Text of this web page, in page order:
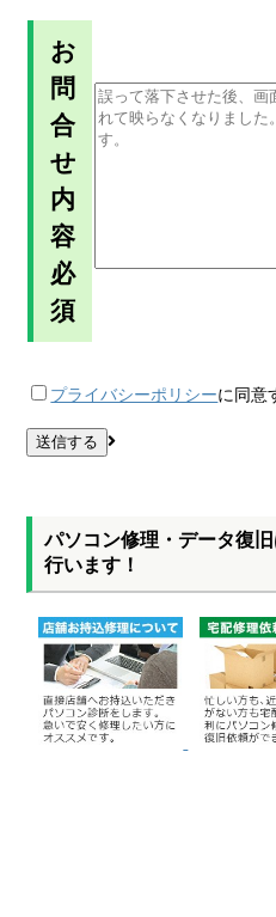
お
問
合
せ
内
容
必
須
プライバシーポリシーに同意
パソコン修理・データ復
行います！